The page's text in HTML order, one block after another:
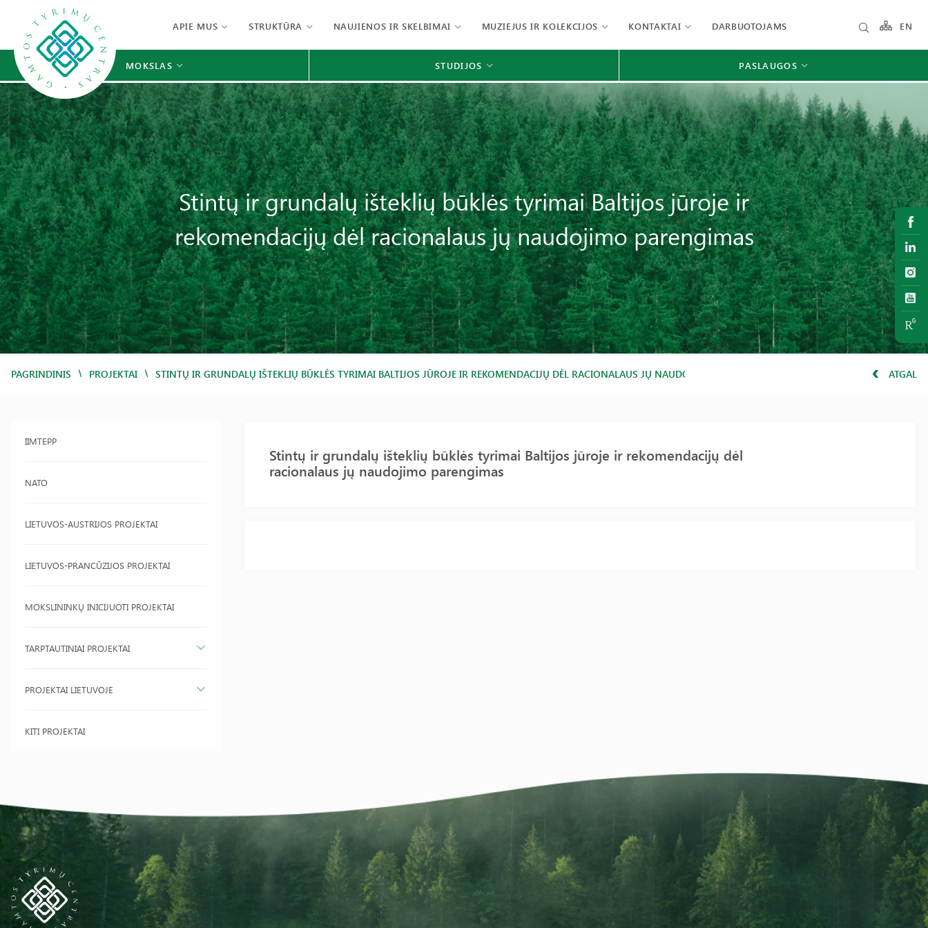
APIE MUS STRUKTŪRA NAUJIENOS IR SKELBIMAI MUZIEJUS IR KOLEKCIJOS KONTAKTAI DARBUOTOJAMS EN
MOKSLAS STUDIJOS PASLAUGOS
Stintų ir grundalų išteklių būklės tyrimai Baltijos jūroje ir
rekomendacijų dėl racionalaus jų naudojimo parengimas
PAGRINDINIS / PROJEKTAI / STINTŲ IR GRUNDALŲ IŠTEKLIŲ BŪKLĖS TYRIMAI BALTIJOS JŪROJE IR REKOMENDACIJŲ DĖL RACIONALAUS JŲ NAUDOJIMO PARENGIMAS ATGAL
IIMTEPP
NATO
LIETUVOS-AUSTRIJOS PROJEKTAI
LIETUVOS-PRANCŪZIJOS PROJEKTAI
MOKSLININKŲ INICIJUOTI PROJEKTAI
TARPTAUTINIAI PROJEKTAI
PROJEKTAI LIETUVOJE
KITI PROJEKTAI
Stintų ir grundalų išteklių būklės tyrimai Baltijos jūroje ir rekomendacijų dėl
racionalaus jų naudojimo parengimas